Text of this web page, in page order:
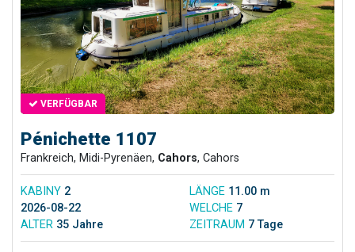
VERFÜGBAR
Pénichette 1107
Frankreich, Midi-Pyrenäen, Cahors, Cahors
KABINY 2 LÄNGE 11.00 m
2026-08-22
WELCHE 7
ALTER 35 Jahre ZEITRAUM 7 Tage